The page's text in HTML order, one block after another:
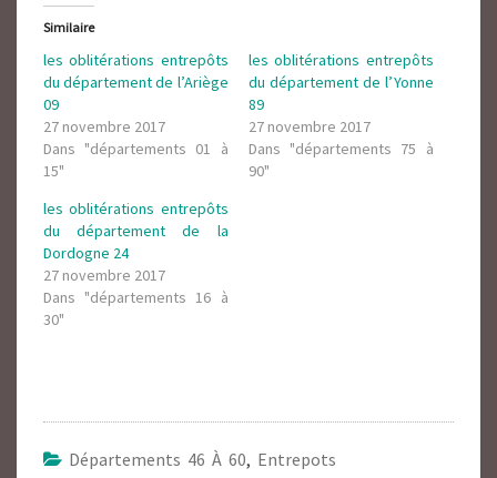
Similaire
les oblitérations entrepôts
du département de l’Ariège
09
27 novembre 2017
Dans "départements 01 à
15"
les oblitérations entrepôts
du département de l’Yonne
89
27 novembre 2017
Dans "départements 75 à
90"
les oblitérations entrepôts
du département de la
Dordogne 24
27 novembre 2017
Dans "départements 16 à
30"
Départements 46 À 60, Entrepots